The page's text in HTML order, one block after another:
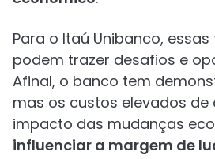
Para o Itaú Unibanco,
podem trazer desafios e
Afinal, o banco tem
mas os custos elevados de
impacto das mudanças
influenciar a margem de